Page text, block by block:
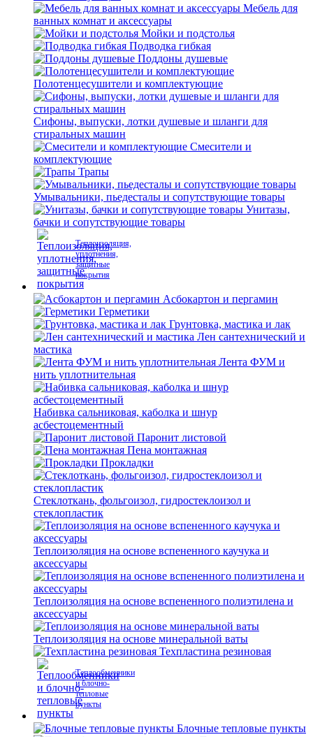
Мебель для
ванных комнат и аксессуары
Мойки и подстолья
Подводка гибкая
Поддоны душевые
Полотенцесушители и комплектующие
Сифоны, выпуски, лотки душевые и шланги для
стиральных машин
Смесители и
комплектующие
Трапы
Умывальники, пьедесталы и сопутствующие товары
Унитазы,
бачки и сопутствующие товары
Теплоизоляция,
уплотнения,
защитные
покрытия
Асбокартон и пергамин
Герметики
Грунтовка, мастика и лак
Лен сантехнический и
мастика
Лента ФУМ и
нить уплотнительная
Набивка сальниковая, каболка и шнур
асбестоцементный
Паронит листовой
Пена монтажная
Прокладки
Стеклоткань, фольгоизол, гидростеклоизол и
стеклопластик
Теплоизоляция на основе вспененного каучука и
аксессуары
Теплоизоляция на основе вспененного полиэтилена и
аксессуары
Теплоизоляция на основе минеральной ваты
Техпластина резиновая
Теплообменники
и блочно-
тепловые
пункты
Блочные тепловые пункты